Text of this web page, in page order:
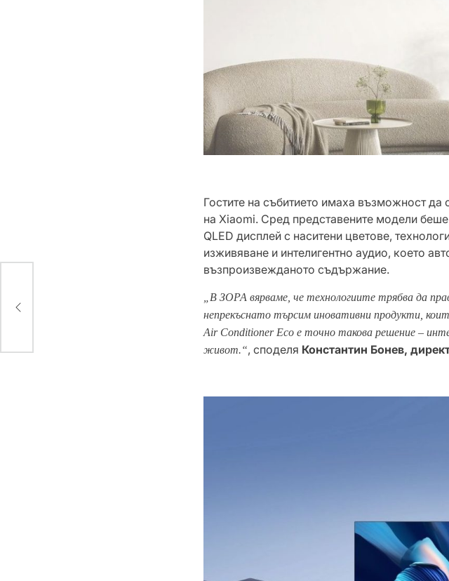
Гостите на събитието имаха възможност да
на Xiaomi. Сред представените модели беше
QLED дисплей с наситени цветове,
изживяване и интелигентно аудио, което
възпроизвежданото съдържание.
„В ЗОРА вярваме, че технологиите трябва да
непрекъснато търсим иновативни продукти,
Air Conditioner Eco е точно такова решение –
живот.“, споделя Константин Бонев,